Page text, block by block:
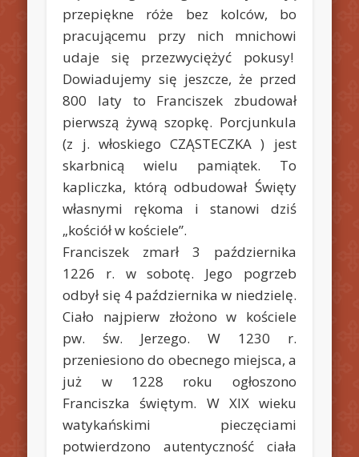
przepiękne róże bez kolców, bo
pracującemu przy nich mnichowi
udaje się przezwyciężyć pokusy!
Dowiadujemy się jeszcze, że przed
800 laty to Franciszek zbudował
pierwszą żywą szopkę. Porcjunkula
(z j. włoskiego CZĄSTECZKA ) jest
skarbnicą wielu pamiątek. To
kapliczka, którą odbudował Święty
własnymi rękoma i stanowi dziś
„kościół w kościele”.
Franciszek zmarł 3 października
1226 r. w sobotę. Jego pogrzeb
odbył się 4 października w niedzielę.
Ciało najpierw złożono w kościele
pw. św. Jerzego. W 1230 r.
przeniesiono do obecnego miejsca, a
już w 1228 roku ogłoszono
Franciszka świętym. W XIX wieku
watykańskimi pieczęciami
potwierdzono autentyczność ciała